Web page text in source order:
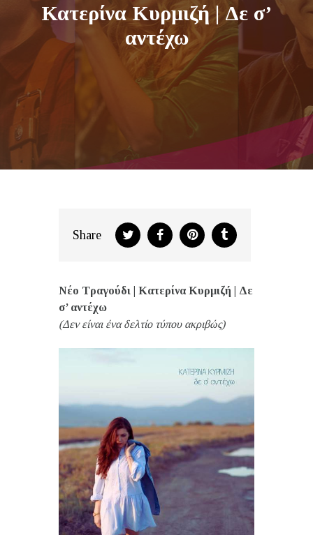
Κατερίνα Κυρμιζή | Δε σ’
αντέχω
Share
Νέο Τραγούδι | Κατερίνα Κυρμιζή | Δε
σ’ αντέχω
(Δεν είναι ένα δελτίο τύπου ακριβώς)